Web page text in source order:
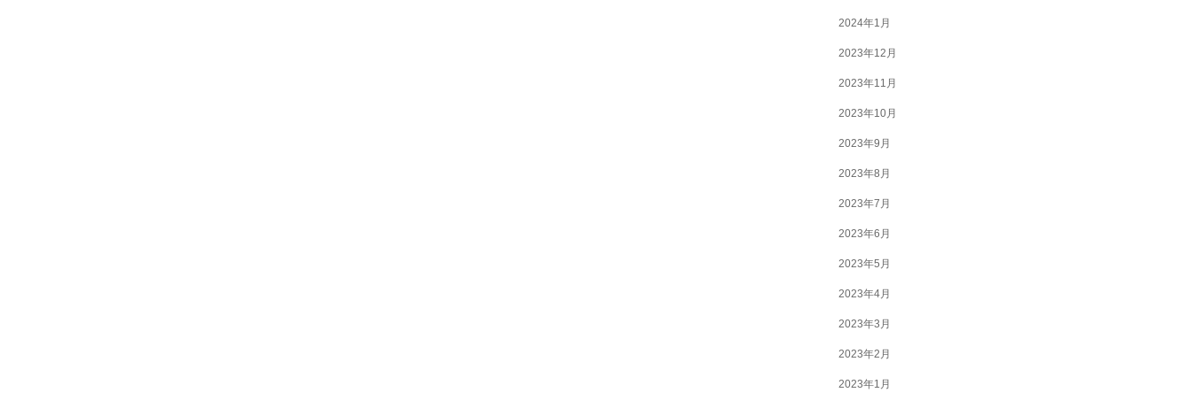
2024年1月
2023年12月
2023年11月
2023年10月
2023年9月
2023年8月
2023年7月
2023年6月
2023年5月
2023年4月
2023年3月
2023年2月
2023年1月